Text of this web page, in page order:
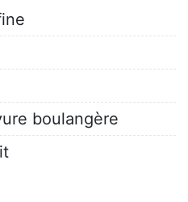
boulangère